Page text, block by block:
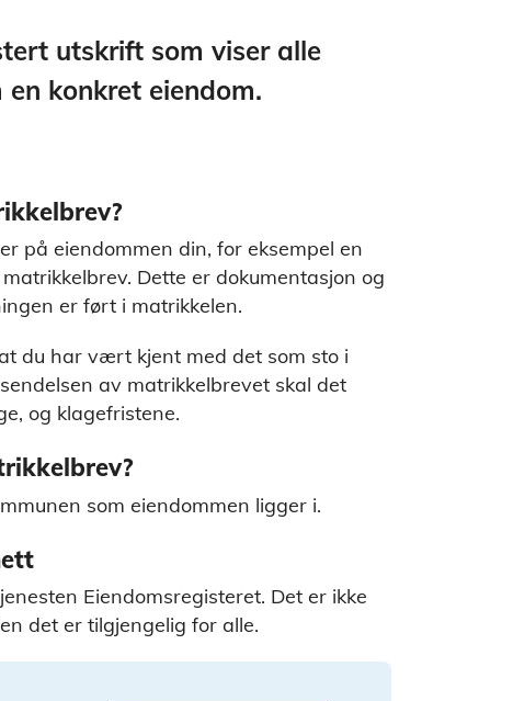
utskrift som viser alle
konkret eiendom.
på eiendommen din, for eksempel en
Dette er dokumentasjon og
er ført i matrikkelen.
du har vært kjent med det som sto i
av matrikkelbrevet skal det
og klagefristene.
som eiendommen ligger i.
Eiendomsregisteret. Det er ikke
det er tilgjengelig for alle.